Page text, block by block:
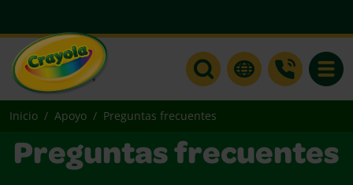
Inicio Apoyo Preguntas frecuentes
Preguntas frecuentes